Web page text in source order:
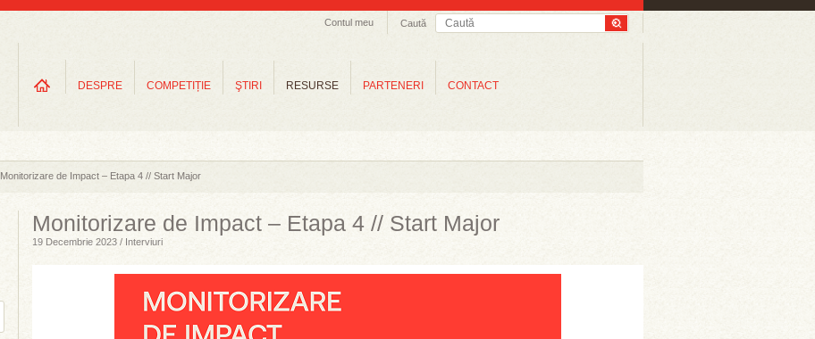
Caută
Contul meu
DESPRE COMPETIȚIE ŞTIRI RESURSE PARTENERI CONTACT
Monitorizare de Impact – Etapa 4 // Start Major
Monitorizare de Impact – Etapa 4 // Start Major
19 Decembrie 2023 / Interviuri